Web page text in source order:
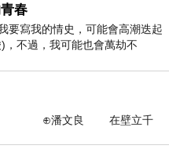
來的顯現作工該有的態度
躁惱怒的困擾
春
要寫我的情史，可能會高潮迭起
，不過，我可能也會萬劫不
還是被判了花心的罪
壁立千